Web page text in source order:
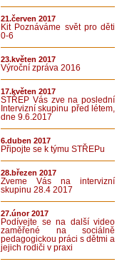
21.červen 2017
Kit Poznáváme svět pro děti
0-6
23.květen 2017
Výroční zpráva 2016
17.květen 2017
STŘEP Vás zve na poslední
Intervizní skupinu před létem,
dne 9.6.2017
6.duben 2017
Připojte se k týmu STŘEPu
28.březen 2017
Zveme Vás na intervizní
skupinu 28.4 2017
27.únor 2017
Podívejte se na další video
zaměřené na sociálně
pedagogickou práci s dětmi a
jejich rodiči v praxi